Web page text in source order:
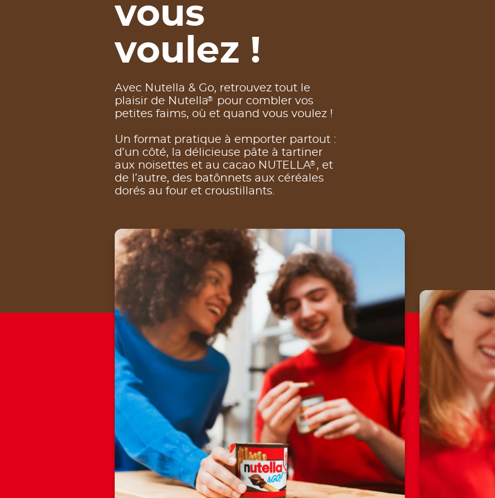
vous
voulez !
Avec Nutella & Go, retrouvez tout le
plaisir de Nutella®
pour combler vos
petites faims, où et quand vous voulez !
Un format pratique à emporter partout :
d’un côté, la délicieuse pâte à tartiner
aux noisettes et au cacao NUTELLA® , et
de l’autre, des batônnets aux céréales
dorés au four et croustillants.